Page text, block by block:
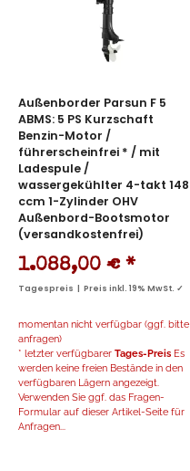
Außenborder Parsun F 5
ABMS: 5 PS Kurzschaft
Benzin-Motor /
führerscheinfrei * / mit
Ladespule /
wassergekühlter 4-takt 148
ccm 1-Zylinder OHV
Außenbord-Bootsmotor
(versandkostenfrei)
1.088,00 € *
Tagespreis | Preis inkl. 19% MwSt. ✓
momentan nicht verfügbar (ggf. bitte
anfragen)
* letzter verfügbarer Tages-Preis Es
werden keine freien Bestände in den
verfügbaren Lägern angezeigt.
Verwenden Sie ggf. das Fragen-
Formular auf dieser Artikel-Seite für
Anfragen...